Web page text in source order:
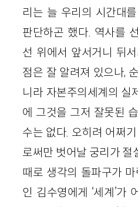
리는 늘 우리의 시간대
판단하곤 했다. 역사를
선 위에서 앞서거니 뒤
점은 잘 알려져 있으나,
니라 자본주의세계의 실
에 그것을 그저 잘못된
수는 없다. 오히려 어쩌
로써만 벗어날 궁리가 절
때로 생각의 돌파구가
인 김수영에게 ‘세계’가